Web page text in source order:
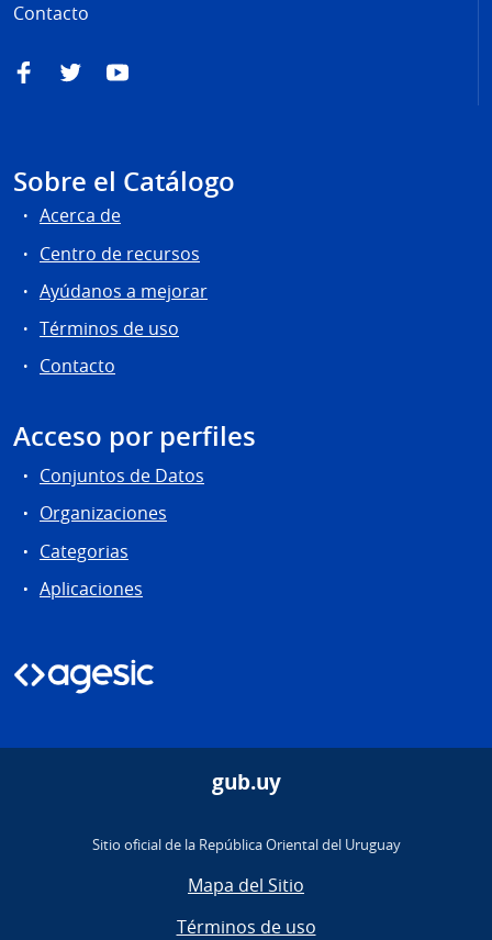
Contacto
FacebookTwitterYouTube
Sobre el Catálogo
Acerca de
Centro de recursos
Ayúdanos a mejorar
Términos de uso
Contacto
Acceso por perfiles
Conjuntos de Datos
Organizaciones
Categorias
Aplicaciones
gub.uy
Sitio oficial de la República Oriental del Uruguay
Mapa del Sitio
Términos de uso